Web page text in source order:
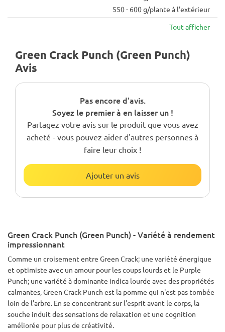
550 - 600 g/plante à l'extérieur
Tout afficher
Green Crack Punch (Green Punch)
Avis
Pas encore d'avis.
Soyez le premier à en laisser un !
Partagez votre avis sur le produit que vous avez
acheté - vous pouvez aider d'autres personnes à
faire leur choix !
Ajouter un avis
Green Crack Punch (Green Punch) - Variété à rendement
impressionnant
Comme un croisement entre Green Crack; une variété énergique
et optimiste avec un amour pour les coups lourds et le Purple
Punch; une variété à dominante indica lourde avec des propriétés
calmantes, Green Crack Punch est la pomme qui n'est pas tombée
loin de l'arbre. En se concentrant sur l'esprit avant le corps, la
souche induit des sensations de relaxation et une cognition
améliorée pour plus de créativité.